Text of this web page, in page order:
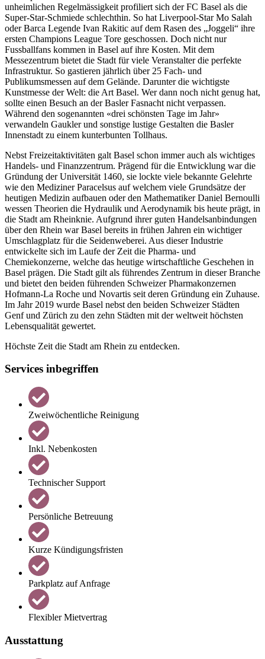
unheimlichen Regelmässigkeit profiliert sich der FC Basel als die
Super-Star-Schmiede schlechthin. So hat Liverpool-Star Mo Salah
oder Barca Legende Ivan Rakitic auf dem Rasen des „Joggeli“ ihre
ersten Champions League Tore geschossen. Doch nicht nur
Fussballfans kommen in Basel auf ihre Kosten. Mit dem
Messezentrum bietet die Stadt für viele Veranstalter die perfekte
Infrastruktur. So gastieren jährlich über 25 Fach- und
Publikumsmessen auf dem Gelände. Darunter die wichtigste
Kunstmesse der Welt: die Art Basel. Wer dann noch nicht genug hat,
sollte einen Besuch an der Basler Fasnacht nicht verpassen.
Während den sogenannten «drei schönsten Tage im Jahr»
verwandeln Gaukler und sonstige lustige Gestalten die Basler
Innenstadt zu einem kunterbunten Tollhaus.
Nebst Freizeitaktivitäten galt Basel schon immer auch als wichtiges
Handels- und Finanzzentrum. Prägend für die Entwicklung war die
Gründung der Universität 1460, sie lockte viele bekannte Gelehrte
wie den Mediziner Paracelsus auf welchem viele Grundsätze der
heutigen Medizin aufbauen oder den Mathematiker Daniel Bernoulli
wessen Theorien die Hydraulik und Aerodynamik bis heute prägt, in
die Stadt am Rheinknie. Aufgrund ihrer guten Handelsanbindungen
über den Rhein war Basel bereits in frühen Jahren ein wichtiger
Umschlagplatz für die Seidenweberei. Aus dieser Industrie
entwickelte sich im Laufe der Zeit die Pharma- und
Chemiekonzerne, welche das heutige wirtschaftliche Geschehen in
Basel prägen. Die Stadt gilt als führendes Zentrum in dieser Branche
und bietet den beiden führenden Schweizer Pharmakonzernen
Hofmann-La Roche und Novartis seit deren Gründung ein Zuhause.
Im Jahr 2019 wurde Basel nebst den beiden Schweizer Städten
Genf und Zürich zu den zehn Städten mit der weltweit höchsten
Lebensqualität gewertet.
Höchste Zeit die Stadt am Rhein zu entdecken.
Services inbegriffen
Zweiwöchentliche Reinigung
Inkl. Nebenkosten
Technischer Support
Persönliche Betreuung
Kurze Kündigungsfristen
Parkplatz auf Anfrage
Flexibler Mietvertrag
Ausstattung